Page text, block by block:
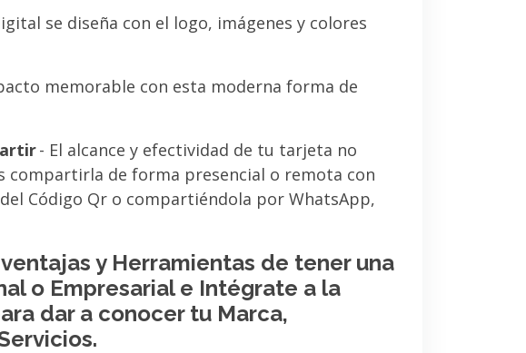
se diseña con el logo, imágenes y colores
memorable con esta moderna forma de
- El alcance y efectividad de tu tarjeta no
compartirla de forma presencial o remota con
Código Qr o compartiéndola por WhatsApp,
y Herramientas de tener una
o Empresarial e Intégrate a la
dar a conocer tu Marca,